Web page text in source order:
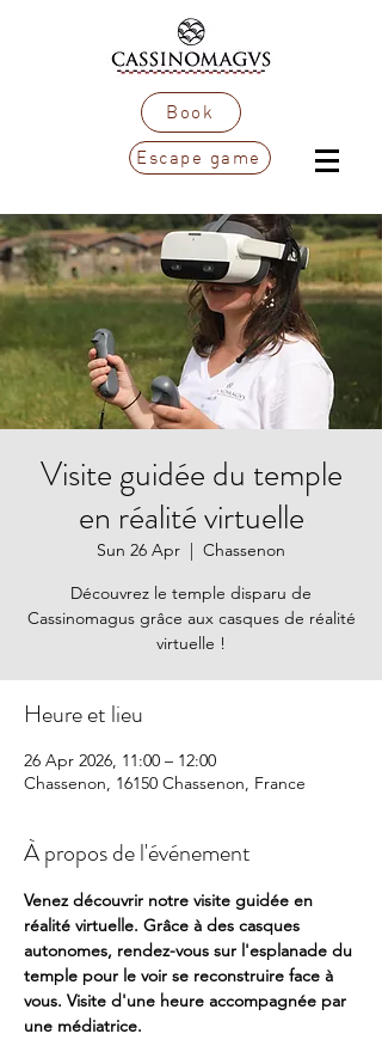
Book
Escape game
Visite guidée du temple
en réalité virtuelle
Sun 26 Apr
  |
Chassenon
Découvrez le temple disparu de
Cassinomagus grâce aux casques de réalité
virtuelle !
Heure et lieu
26 Apr 2026, 11:00 – 12:00
Chassenon, 16150 Chassenon, France
À propos de l'événement
Venez découvrir notre visite guidée en
réalité virtuelle. Grâce à des casques
autonomes, rendez-vous sur l'esplanade du
temple pour le voir se reconstruire face à
vous. Visite d'une heure accompagnée par
une médiatrice.